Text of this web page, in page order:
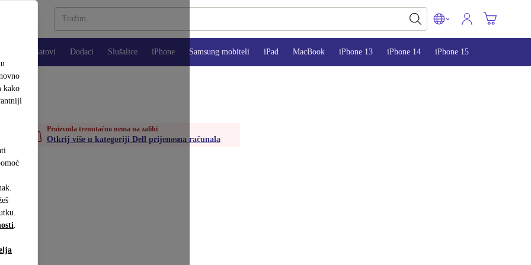
kako
.
Pametni satovi Dodaci Slušalice iPhone Samsung mobiteli iPad MacBook iPhone 13 iPhone 14 iPhone 15
Proizvoda trenutačno nema na zalihi
Otkrij više u kategoriji Dell prijenosna računala